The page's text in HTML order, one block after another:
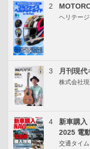
2
ヘリテージ
3 月刊現
株式会社
4
新車購入
2025 電
交通タイ